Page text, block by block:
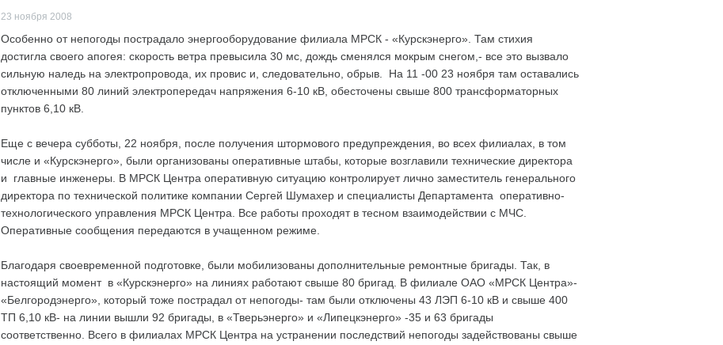
23 ноября 2008
Особенно от непогоды пострадало энергооборудование филиала МРСК - «Курскэнерго». Там стихия
достигла своего апогея: скорость ветра превысила 30 мс, дождь сменялся мокрым снегом,- все это вызвало
сильную наледь на электропровода, их провис и, следовательно, обрыв. На 11 -00 23 ноября там оставались
отключенными 80 линий электропередач напряжения 6-10 кВ, обесточены свыше 800 трансформаторных
пунктов 6,10 кВ.
Еще с вечера субботы, 22 ноября, после получения штормового предупреждения, во всех филиалах, в том
числе и «Курскэнерго», были организованы оперативные штабы, которые возглавили технические директора
и главные инженеры. В МРСК Центра оперативную ситуацию контролирует лично заместитель генерального
директора по технической политике компании Сергей Шумахер и специалисты Департамента оперативно-
технологического управления МРСК Центра. Все работы проходят в тесном взаимодействии с МЧС.
Оперативные сообщения передаются в учащенном режиме.
Благодаря своевременной подготовке, были мобилизованы дополнительные ремонтные бригады. Так, в
настоящий момент в «Курскэнерго» на линиях работают свыше 80 бригад. В филиале ОАО «МРСК Центра»-
«Белгородэнерго», который тоже пострадал от непогоды- там были отключены 43 ЛЭП 6-10 кВ и свыше 400
ТП 6,10 кВ- на линии вышли 92 бригады, в «Тверьэнерго» и «Липецкэнерго» -35 и 63 бригады
соответственно. Всего в филиалах МРСК Центра на устранении последствий непогоды задействованы свыше